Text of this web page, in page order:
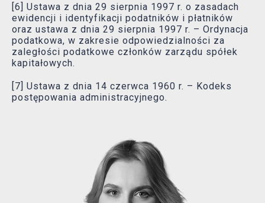
[6] Ustawa z dnia 29 sierpnia 1997 r. o zasadach
ewidencji i identyfikacji podatników i płatników
oraz ustawa z dnia 29 sierpnia 1997 r. – Ordynacja
podatkowa, w zakresie odpowiedzialności za
zaległości podatkowe członków zarządu spółek
kapitałowych.
[7] Ustawa z dnia 14 czerwca 1960 r. – Kodeks
postępowania administracyjnego.